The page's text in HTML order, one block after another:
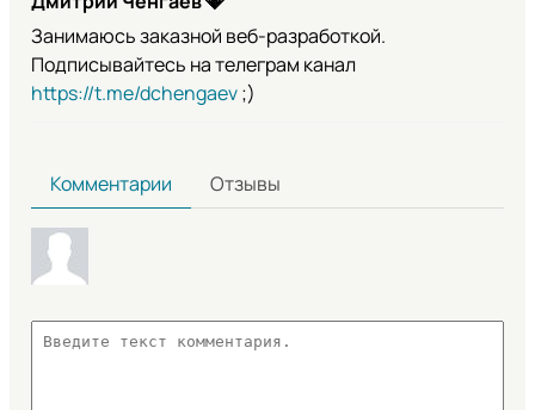
Занимаюсь заказной веб-разработкой.
Подписывайтесь на телеграм канал
https://t.me/dchengaev;)
Комментарии Отзывы